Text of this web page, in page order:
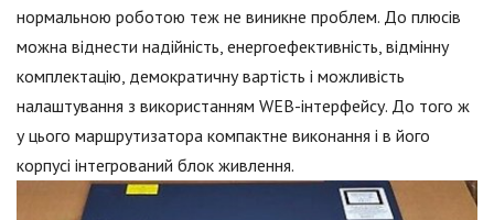
нормальною роботою теж не виникне проблем. До плюсів
можна віднести надійність, енергоефективність, відмінну
комплектацію, демократичну вартість і можливість
налаштування з використанням WEB-інтерфейсу. До того ж
у цього маршрутизатора компактне виконання і в його
корпусі інтегрований блок живлення.